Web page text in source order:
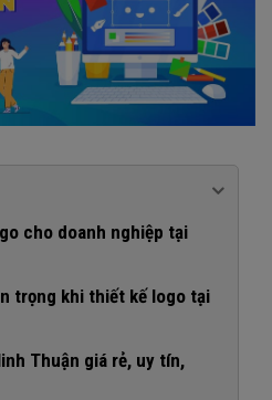
cho doanh nghiệp tại
trọng khi thiết kế logo tại
Thuận giá rẻ, uy tín,